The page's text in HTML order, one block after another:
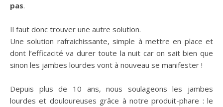
pas.
Il faut donc trouver une autre solution.
Une solution rafraichissante, simple à mettre en place et
dont l’efficacité va durer toute la nuit car on sait bien que
sinon les jambes lourdes vont à nouveau se manifester !
Depuis plus de 10 ans, nous soulageons les jambes
lourdes et douloureuses grâce à notre produit-phare : le